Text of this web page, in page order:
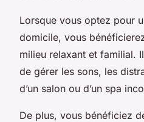
Lorsque vous optez pour
domicile, vous
milieu relaxant et familial.
de gérer les sons, les
d’un salon ou d’un spa
De plus, vous bénéficiez